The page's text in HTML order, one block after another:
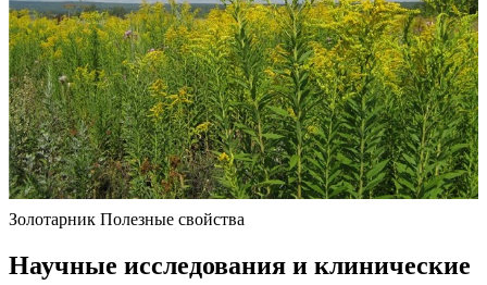
Золотарник Полезные свойства
Научные исследования и клинические